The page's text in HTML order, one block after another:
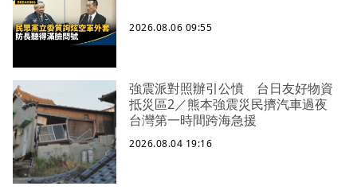
2026.08.06 09:55
強震派對照辦引公憤 台日友好物資
抵災區2／熊本強震災民擠汽車過夜
台灣第一時間跨海急援
2026.08.04 19:16